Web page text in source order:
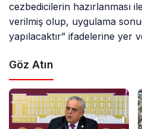
cezbedicilerin hazırlanması
verilmiş olup, uygulama
yapılacaktır” ifadelerine yer
Göz Atın